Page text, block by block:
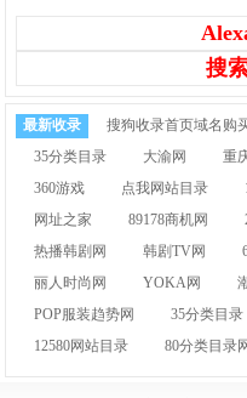
搜
最新收录
搜狗收录首页域名购
35分类目录
大渝网 重
360游戏
点我网站目录
网址之家
89178商机网
热播韩剧网
韩剧TV网
丽人时尚网
YOKA网
POP服装趋势网
35分类目录
12580网站目录
80分类目录